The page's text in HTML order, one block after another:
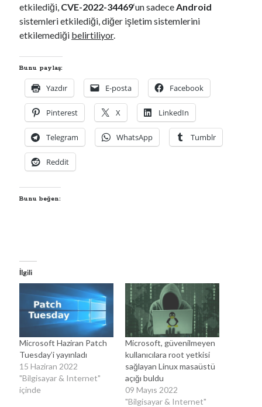
Kategoriler
etkilediği, CVE-2022-34469‘un sadeceAndroid
sistemleri etkilediği, diğer işletim sistemlerini
etkilemediği belirtiliyor.
Bunu paylaş:
Yazdır E-posta Facebook
Pinterest X LinkedIn
Telegram WhatsApp Tumblr
Reddit
Bunu beğen:
İlgili
Microsoft Haziran Patch
Tuesday’i yayınladı
15 Haziran 2022
"Bilgisayar & Internet"
içinde
Microsoft, güvenilmeyen
kullanıcılara root yetkisi
sağlayan Linux masaüstü
açığı buldu
09 Mayıs 2022
"Bilgisayar & Internet"